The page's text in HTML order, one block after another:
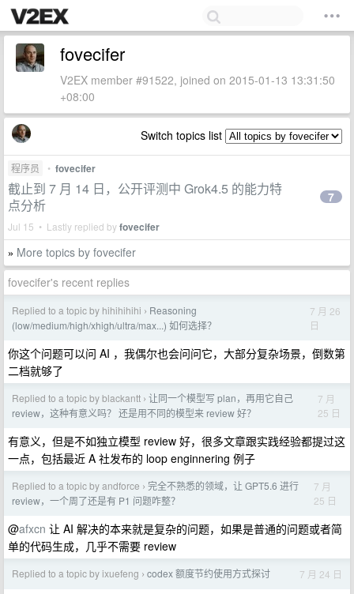
fovecifer
V2EX member #91522, joined on 2015-01-13 13:31:50
+08:00
Switch topics list
程序员 • fovecifer
截止到 7 月 14 日，公开评测中 Grok4.5 的能力特
点分析
Jul 15 • Lastly replied byfovecifer
7
» More topics by fovecifer
fovecifer's recent replies
Replied to a topic by hihihihihi › Reasoning
(low/medium/high/xhigh/ultra/max...) 如何选择？
7 月 26
日
你这个问题可以问 AI ，我偶尔也会问问它，大部分复杂场景，倒数第
二档就够了
Replied to a topic by blackantt › 让同一个模型写 plan，再用它自己
review，这种有意义吗？ 还是用不同的模型来 review 好？
7 月
25 日
有意义，但是不如独立模型 review 好，很多文章跟实践经验都提过这
一点，包括最近 A 社发布的 loop enginnering 例子
Replied to a topic by andforce › 完全不熟悉的领域，让 GPT5.6 进行
review，一个周了还是有 P1 问题咋整？
7 月
25 日
@afxcn 让 AI 解决的本来就是复杂的问题，如果是普通的问题或者简
单的代码生成，几乎不需要 review
Replied to a topic by ixuefeng › codex 额度节约使用方式探讨 7 月 24 日